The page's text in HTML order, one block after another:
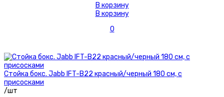
В корзину
В корзину
0
Стойка бокс. Jabb IFT-B22 красный/черный 180 см, с
присосками
/шт